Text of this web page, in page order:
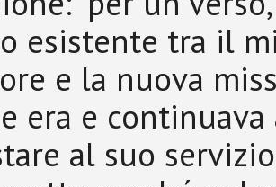
esistente tra il
e la nuova
era e
al suo